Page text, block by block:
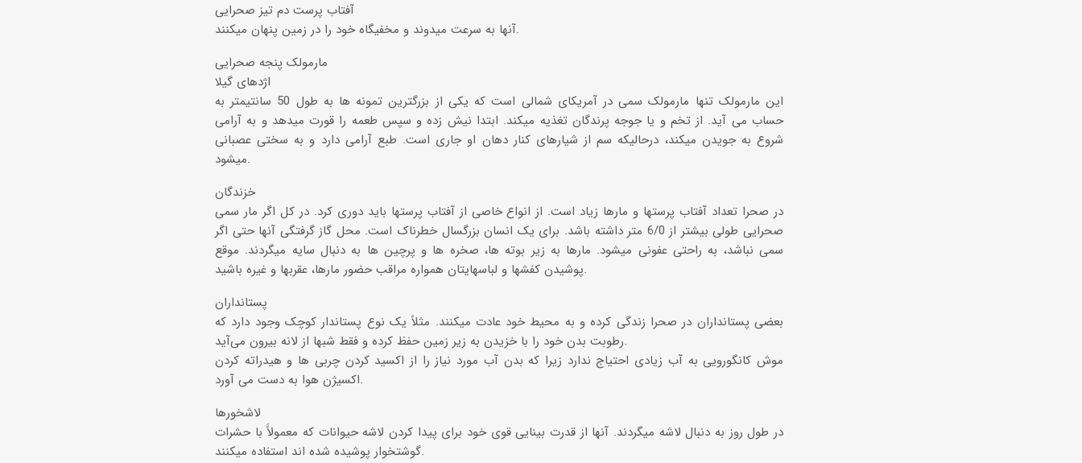
آفتاب پرست دم تیز صحرایی
آنها به سرعت میدوند و مخفیگاه خود را در زمین پنهان میکنند.
مارمولک پنجه صحرایی
اژدهای گیلا
این مارمولک تنها مارمولک سمی در آمریکای شمالی است که یکی از بزرگترین تمونه ها به طول 50 سانتیمتر به
حساب می آید. از تخم و یا جوجه پرندگان تغذیه میکند. ابتدا نیش زده و سپس طعمه را قورت میدهد و به آرامی
شروع به جویدن میکند، درحالیکه سم از شیارهای کنار دهان او جاری است. طبع آرامی دارد و به سختی عصبانی
میشود.
خزندگان
در صحرا تعداد آفتاب پرستها و مارها زیاد است. از انواع خاصی از آفتاب پرستها باید دوری کرد. در کل اگر مار سمی
صحرایی طولی بیشتر از 6/0 متر داشته باشد. برای یک انسان بزرگسال خطرناک است. محل گاز گرفتگی آنها حتی اگر
سمی نباشد، به راحتی عفونی میشود. مارها به زیر بوته ها، صخره ها و پرچین ها به دنبال سایه میگردند. موقع
پوشیدن کفشها و لباسهایتان همواره مراقب حضور مارها، عقربها و غیره باشید.
پستانداران
بعضی پستانداران در صحرا زندگی کرده و به محیط خود عادت میکنند. مثلاً یک نوع پستاندار کوچک وجود دارد که
رطوبت بدن خود را با خزیدن به زیر زمین حفظ کرده و فقط شبها از لانه بیرون می‌آید.
موش کانگورویی به آب زیادی احتیاج ندارد زیرا که بدن آب مورد نیاز را از اکسید کردن چربی ها و هیدراته کردن
اکسیژن هوا به دست می آورد.
لاشخورها
در طول روز به دنبال لاشه میگردند. آنها از قدرت بینایی قوی خود برای پیدا کردن لاشه حیوانات که معمولاًَ با حشرات
گوشتخوار پوشیده شده اند استفاده میکنند.